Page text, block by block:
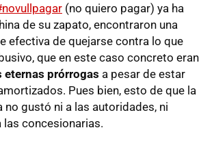
(no quiero pagar) ya ha
de su zapato, encontraron una
efectiva de quejarse contra lo que
que en este caso concreto eran
eternas prórrogas a pesar de estar
Pues bien, esto de que la
no gustó ni a las autoridades, ni
las concesionarias.